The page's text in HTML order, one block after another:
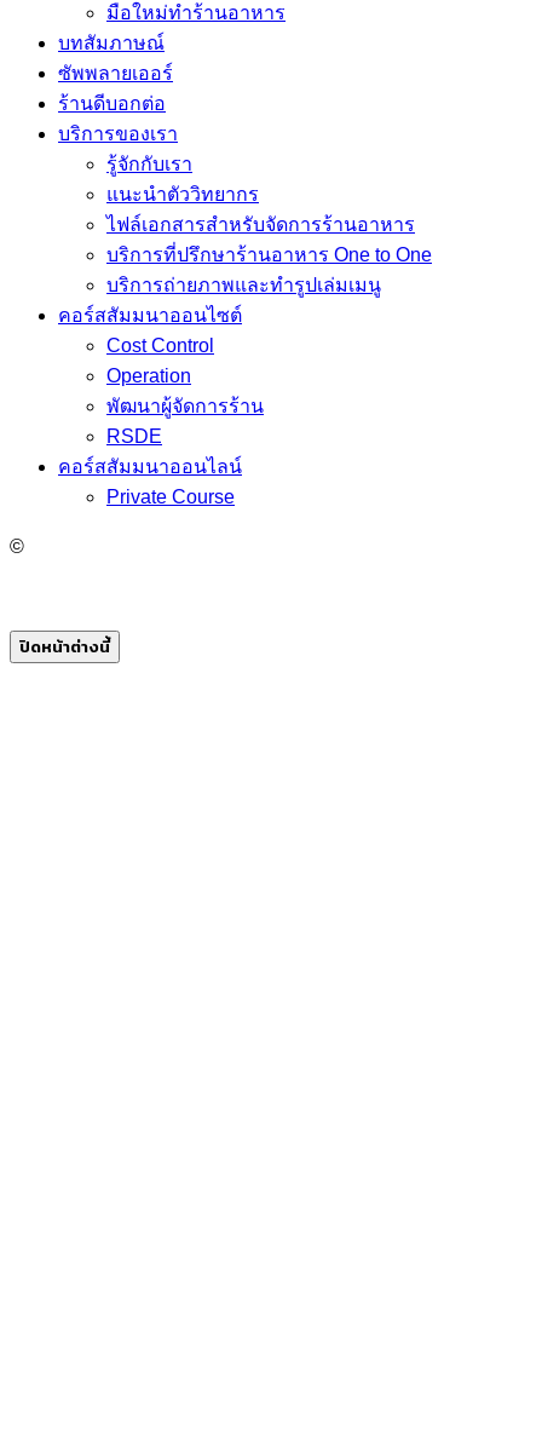
มือใหม่ทำร้านอาหาร
บทสัมภาษณ์
ซัพพลายเออร์
ร้านดีบอกต่อ
บริการของเรา
รู้จักกับเรา
แนะนำตัววิทยากร
ไฟล์เอกสารสำหรับจัดการร้านอาหาร
บริการที่ปรึกษาร้านอาหาร One to One
บริการถ่ายภาพและทำรูปเล่มเมนู
คอร์สสัมมนาออนไซต์
Cost Control
Operation
พัฒนาผู้จัดการร้าน
RSDE
คอร์สสัมมนาออนไลน์
Private Course
©
ปิดหน้าต่างนี้